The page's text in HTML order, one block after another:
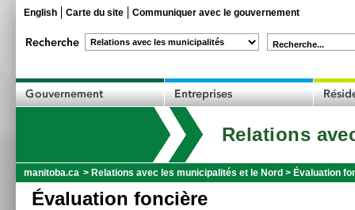
English Carte du site Communiquer avec le gouvernement
Recherche...
Relations
manitoba.ca > Relations avec les municipalités et le Nord > Évaluation
Évaluation foncière